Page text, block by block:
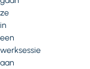
ze
in
een
werksessie
aan